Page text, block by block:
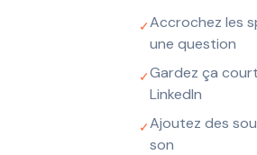
✓Accrochez les
une question
✓Gardez ça
LinkedIn
✓Ajoutez des
son